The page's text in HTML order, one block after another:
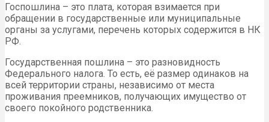
Госпошлина – это плата, которая взимается при
обращении в государственные или муниципальные
органы за услугами, перечень которых содержится в НК
РФ.
Государственная пошлина – это разновидность
Федерального налога. То есть, её размер одинаков на
всей территории страны, независимо от места
проживания преемников, получающих имущество от
своего покойного родственника.